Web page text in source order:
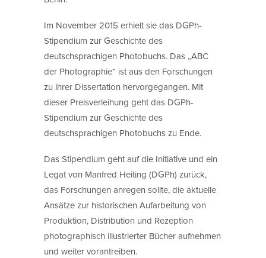
Im November 2015 erhielt sie das DGPh-
Stipendium zur Geschichte des
deutschsprachigen Photobuchs. Das „ABC
der Photographie“ ist aus den Forschungen
zu ihrer Dissertation hervorgegangen. Mit
dieser Preisverleihung geht das DGPh-
Stipendium zur Geschichte des
deutschsprachigen Photobuchs zu Ende.
Das Stipendium geht auf die Initiative und ein
Legat von Manfred Heiting (DGPh) zurück,
das Forschungen anregen sollte, die aktuelle
Ansätze zur historischen Aufarbeitung von
Produktion, Distribution und Rezeption
photographisch illustrierter Bücher aufnehmen
und weiter vorantreiben.